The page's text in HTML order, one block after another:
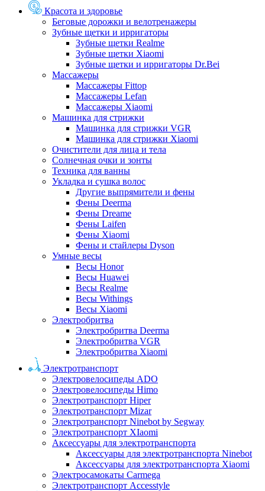
Красота и здоровье
Беговые дорожки и велотренажеры
Зубные щетки и ирригаторы
Зубные щетки Realme
Зубные щетки Xiaomi
Зубные щетки и ирригаторы Dr.Bei
Массажеры
Массажеры Fittop
Массажеры Lefan
Массажеры Xiaomi
Машинка для стрижки
Машинка для стрижки VGR
Машинка для стрижки Xiaomi
Очистители для лица и тела
Солнечная очки и зонты
Техника для ванны
Укладка и сушка волос
Другие выпрямители и фены
Фены Deerma
Фены Dreame
Фены Laifen
Фены Xiaomi
Фены и стайлеры Dyson
Умные весы
Весы Honor
Весы Huawei
Весы Realme
Весы Withings
Весы Xiaomi
Электробритва
Электробритва Deerma
Электробритва VGR
Электробритва Xiaomi
Электротранспорт
Электровелосипеды ADO
Электровелосипеды Himo
Электротранспорт Hiper
Электротранспорт Mizar
Электротранспорт Ninebot by Segway
Электротранспорт XIaomi
Аксессуары для электротранспорта
Аксессуары для электротранспорта Ninebot
Аксессуары для электротранспорта Xiaomi
Электросамокаты Carmega
Электротранспорт Accesstyle